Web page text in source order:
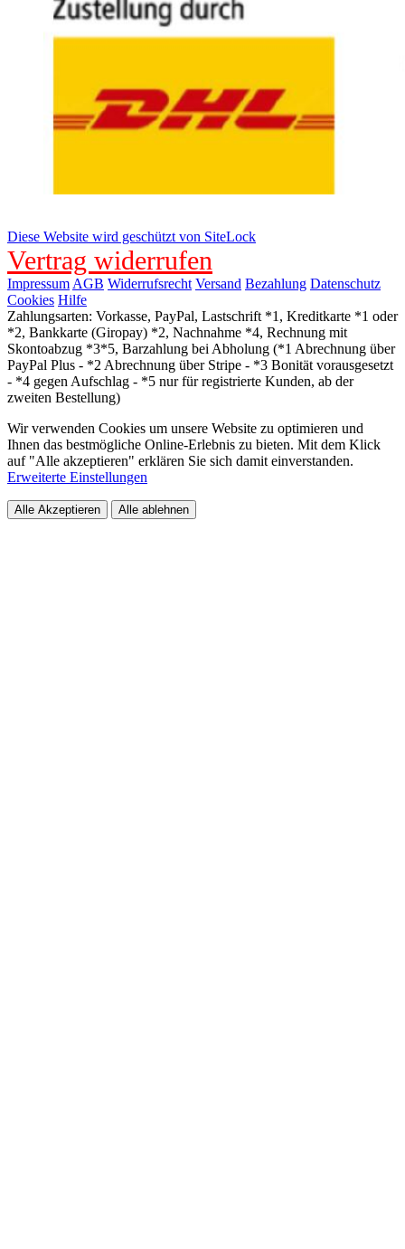
Diese Website wird geschützt von SiteLock
Vertrag widerrufen
Impressum AGB Widerrufsrecht Versand Bezahlung Datenschutz
Cookies Hilfe
Zahlungsarten: Vorkasse, PayPal, Lastschrift *1, Kreditkarte *1 oder
*2, Bankkarte (Giropay) *2, Nachnahme *4, Rechnung mit
Skontoabzug *3*5, Barzahlung bei Abholung (*1 Abrechnung über
PayPal Plus - *2 Abrechnung über Stripe - *3 Bonität vorausgesetzt
- *4 gegen Aufschlag - *5 nur für registrierte Kunden, ab der
zweiten Bestellung)
Wir verwenden Cookies um unsere Website zu optimieren und
Ihnen das bestmögliche Online-Erlebnis zu bieten. Mit dem Klick
auf "Alle akzeptieren" erklären Sie sich damit einverstanden.
Erweiterte Einstellungen
Alle Akzeptieren Alle ablehnen